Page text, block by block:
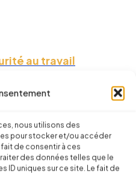
nous utilisons des
pour stocker et/ou accéder
de consentir à ces
des données telles que le
ID uniques sur ce site. Le fait de
au travail
règles